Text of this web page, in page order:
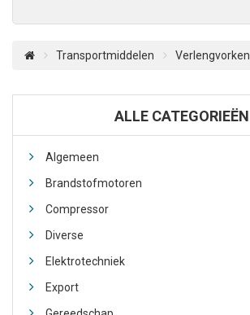
Transportmiddelen Verlengvorken
ALLE CATEGORIEËN
Algemeen
Brandstofmotoren
Compressor
Diverse
Elektrotechniek
Export